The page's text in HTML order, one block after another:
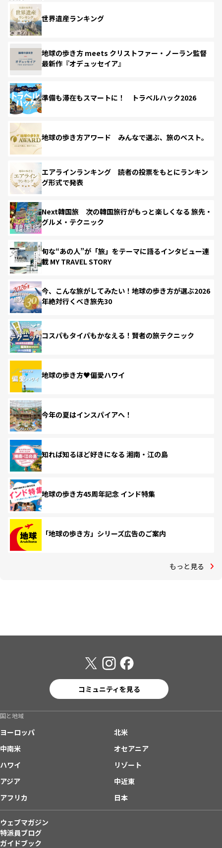
世界遺産ランキング
地球の歩き方 meets クリストファー・ノーラン監督
最新作『オデュッセイア』
準備も滞在もスマートに！ トラベルハック2026
地球の歩き方アワード みんなで選ぶ、旅のベスト。
エアラインランキング 読者の投票をもとにランキン
グ形式で発表
Next韓国旅 次の韓国旅行がもっと楽しくなる 旅先・
グルメ・テクニック
旬な“あの人”が「旅」をテーマに語るインタビュー連
載 MY TRAVEL STORY
今、こんな旅がしてみたい！地球の歩き方が選ぶ2026
年絶対行くべき旅先30
コスパもタイパもかなえる！賢者の旅テクニック
地球の歩き方♥偏愛ハワイ
今年の夏はインスパイアへ！
知れば知るほど好きになる 湘南・江の島
地球の歩き方45周年記念 インド特集
「地球の歩き方」シリーズ広告のご案内
もっと見る
コミュニティを見る
国と地域
ヨーロッパ
北米
中南米
オセアニア
ハワイ
リゾート
アジア
中近東
アフリカ
日本
ウェブマガジン
特派員ブログ
ガイドブック